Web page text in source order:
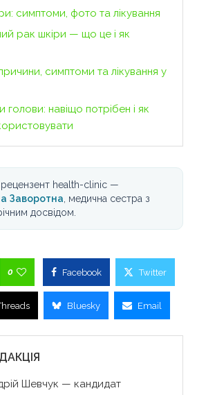
симптоми, фото та лікування
рак шкіри — що це і як
симптоми та лікування у
голови: навіщо потрібен і як
health-clinic —
Заворотна , медична сестра з
досвідом.
0 Facebook Twitter
Bluesky Email
Шевчук — кандидат